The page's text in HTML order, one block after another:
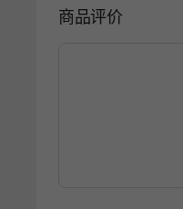
商品评价